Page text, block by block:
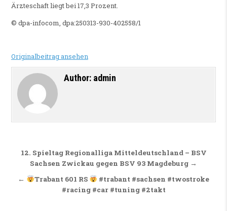
Ärzteschaft liegt bei 17,3 Prozent.
© dpa-infocom, dpa:250313-930-402558/1
Originalbeitrag ansehen
Author: admin
Beitragsnavigation
12. Spieltag Regionalliga Mitteldeutschland – BSV
Sachsen Zwickau gegen BSV 93 Magdeburg →
←
Trabant 601 RS
#trabant #sachsen #twostroke
#racing #car #tuning #2takt